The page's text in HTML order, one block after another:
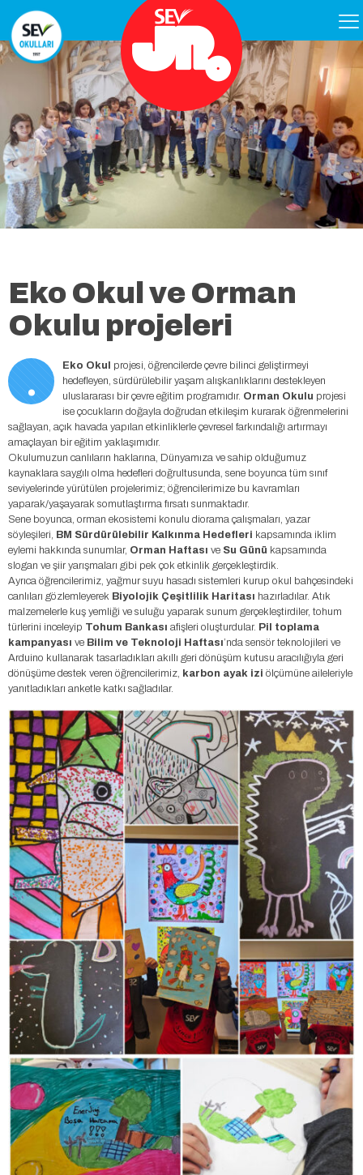
Eko Okul ve Orman
Okulu projeleri
. Eko Okul
projesi, öğrencilerde çevre bilinci geliştirmeyi
hedefleyen, sürdürülebilir yaşam alışkanlıklarını destekleyen
uluslararası bir çevre eğitim programıdır. Orman Okulu projesi
ise çocukların doğayla doğrudan etkileşim kurarak öğrenmelerini
sağlayan, açık havada yapılan etkinliklerle çevresel farkındalığı artırmayı
amaçlayan bir eğitim yaklaşımıdır.
Okulumuzun canlıların haklarına, Dünyamıza ve sahip olduğumuz
kaynaklara saygılı olma hedefleri doğrultusunda, sene boyunca tüm sınıf
seviyelerinde yürütülen projelerimiz; öğrencilerimize bu kavramları
yaparak/yaşayarak somutlaştırma fırsatı sunmaktadır.
Sene boyunca, orman ekosistemi konulu diorama çalışmaları, yazar
söyleşileri, BM Sürdürülebilir Kalkınma Hedefleri kapsamında iklim
eylemi hakkında sunumlar, Orman Haftası ve Su Günü kapsamında
slogan ve şiir yarışmaları gibi pek çok etkinlik gerçekleştirdik.
Ayrıca öğrencilerimiz, yağmur suyu hasadı sistemleri kurup okul bahçesindeki
canlıları gözlemleyerek Biyolojik Çeşitlilik Haritası hazırladılar. Atık
malzemelerle kuş yemliği ve suluğu yaparak sunum gerçekleştirdiler, tohum
türlerini inceleyip Tohum Bankası afişleri oluşturdular. Pil toplama
kampanyası ve Bilim ve Teknoloji Haftası’nda sensör teknolojileri ve
Arduino kullanarak tasarladıkları akıllı geri dönüşüm kutusu aracılığıyla geri
dönüşüme destek veren öğrencilerimiz, karbon ayak izi ölçümüne aileleriyle
yanıtladıkları anketle katkı sağladılar.